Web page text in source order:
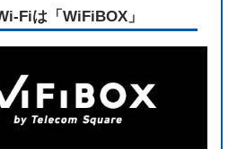
Fiは「WiFiBOX」